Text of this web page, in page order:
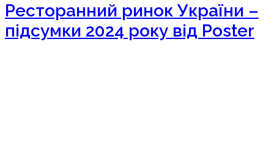
Ресторанний ринок України –
підсумки 2024 року від Poster